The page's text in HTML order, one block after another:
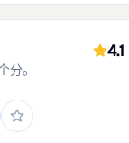
分。
4.1